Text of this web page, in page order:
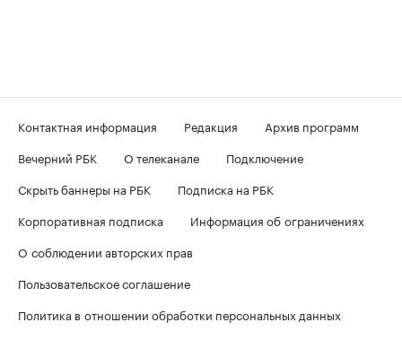
Контактная информация Редакция
Архив программ
Вечерний РБК
О телеканале
Подключение
Скрыть баннеры на РБК
Подписка на РБК
Корпоративная подписка
Информация об ограничениях
О соблюдении авторских прав
Пользовательское соглашение
Политика в отношении обработки персональных данных